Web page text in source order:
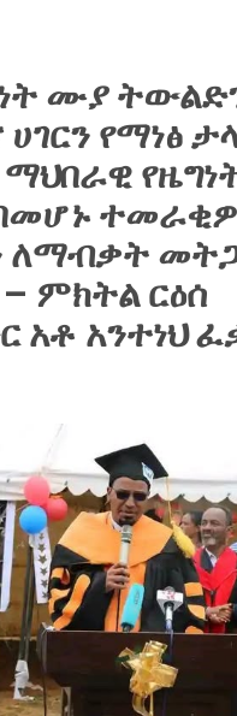
ሙያ
የማነፅ
ማህበራዊ
ለማብቃት
ምክትል ርዕሰ
አቶ አንተነህ